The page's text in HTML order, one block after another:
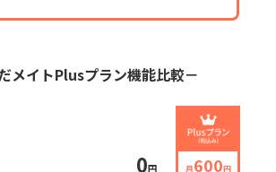
メイトPlusプラン機能比較－
0円 月600円